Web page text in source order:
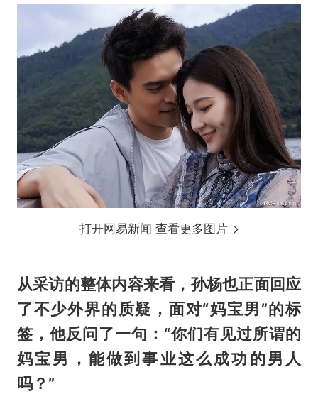
打开网易新闻 查看更多图片
从采访的整体内容来看，孙杨也正面回应
了不少外界的质疑，面对“妈宝男”的标
签，他反问了一句：“你们有见过所谓的
妈宝男，能做到事业这么成功的男人
吗？”